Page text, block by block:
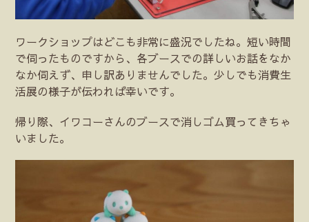
ワークショップはどこも非常に盛況でしたね。短い時間
で伺ったものですから、各ブースでの詳しいお話をなか
なか伺えず、申し訳ありませんでした。少しでも消費生
活展の様子が伝われば幸いです。
帰り際、イワコーさんのブースで消しゴム買ってきちゃ
いました。